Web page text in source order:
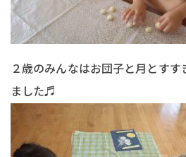
２歳のみんなはお団子と月とす
ました♬